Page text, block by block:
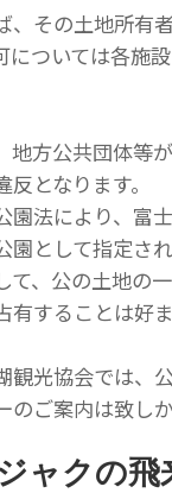
、その土地所有
については各施
地方公共団体等
となります。
園法により、富
園として指定さ
て、公の土地の
有することは好
観光協会では、
ご案内は致しか
ャクの飛